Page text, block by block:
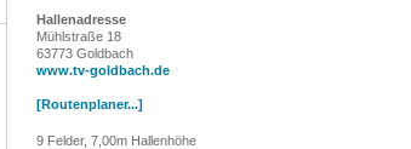
Hallenadresse
Mühlstraße 18
63773 Goldbach
www.tv-goldbach.de
[Routenplaner...]
9 Felder, 7,00m Hallenhöhe